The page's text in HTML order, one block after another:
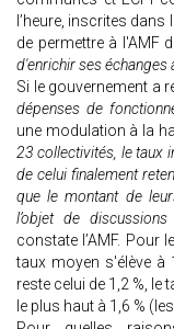
l’heure, inscrites
de permettre à l'AMF
d'enrichir ses
Si le gouvernement a
dépenses de
une modulation à la
23 collectivités, le taux
de celui finalement
que le montant de
l’objet de
constate l’AMF. Pour
taux moyen s'élève à
reste celui de 1,2 %, le
le plus haut à 1,6 %